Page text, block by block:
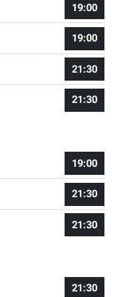
19:00
19:00
21:30
21:30
19:00
21:30
21:30
21:30